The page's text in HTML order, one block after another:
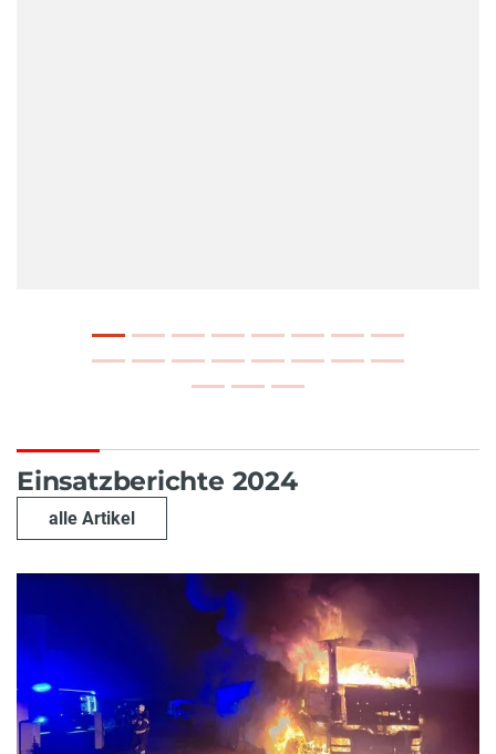
Einsatzberichte 2024
alle Artikel